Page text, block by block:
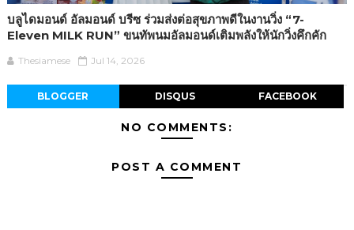
บลูไดมอนด์ อัลมอนด์ บรีซ ร่วมส่งต่อสุขภาพดีในงานวิ่ง “7-
Eleven MILK RUN” ขนทัพนมอัลมอนด์เติมพลังให้นักวิ่งคึกคัก
Thesiamese Jul 14, 2026
BLOGGER DISQUS FACEBOOK
NO COMMENTS:
POST A COMMENT